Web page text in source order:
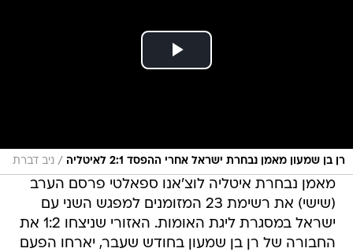
רן בן שמעון מאמן נבחרת ישראל אחרי ההפסד 2:1 לאיטליה / ניב דברת
מאמן נבחרת איטליה לוצ'אנו ספאלטי פרסם הערב
(שישי) את רשימת 23 המזומנים למפגש השני עם
ישראל במסגרת ליגת האומות. האזורי שניצחו 1:2 את
החבורה של רן בן שמעון בחודש שעבר, יארחו הפעם